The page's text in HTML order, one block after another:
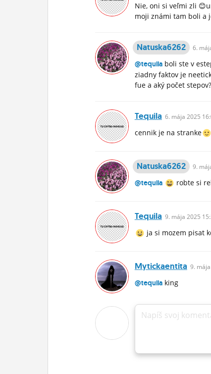
Nie, oni si veľmi zli
moji známi tam boli a
Natuska6262 6.
@tequilaboli ste v
ziadny faktov je
fue a aký počet
Tequila 6. mája 2025
cennik je na stranke
Natuska6262 9.
@tequila robte si
Tequila 9. mája 2025
ja si mozem pisat
Mytickaentita 9. mája
@tequilaking
Napíš svoj